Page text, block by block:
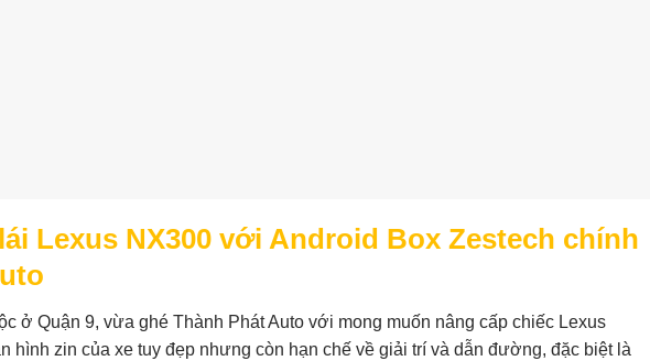
Lexus NX300 với Android Box Zestech chính
ở Quận 9, vừa ghé Thành Phát Auto với mong muốn nâng cấp chiếc Lexus
hình zin của xe tuy đẹp nhưng còn hạn chế về giải trí và dẫn đường, đặc biệt là